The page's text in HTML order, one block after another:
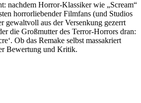
nachdem Horror-Klassiker wie „Scream“
horrorliebender Filmfans (und Studios
gewaltvoll aus der Versenkung gezerrt
die Großmutter des Terror-Horrors dran:
Ob das Remake selbst massakriert
Bewertung und Kritik.